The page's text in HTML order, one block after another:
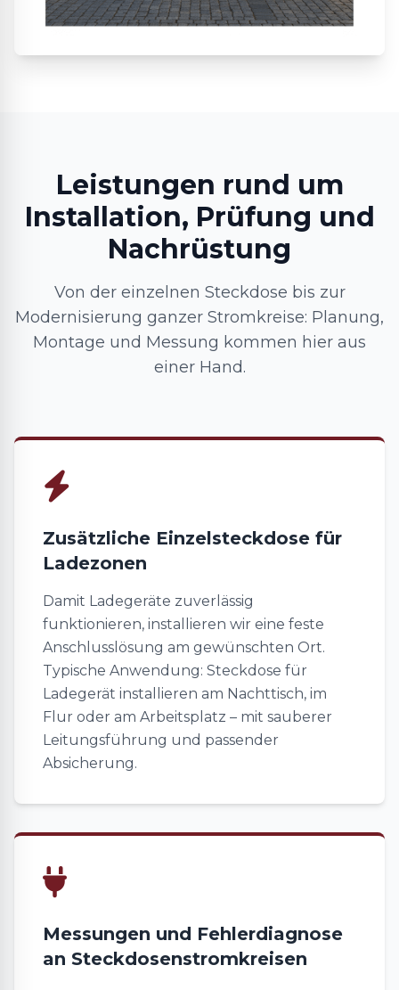
Leistungen rund um
Installation, Prüfung und
Nachrüstung
Von der einzelnen Steckdose bis zur
Modernisierung ganzer Stromkreise: Planung,
Montage und Messung kommen hier aus
einer Hand.
Zusätzliche Einzelsteckdose für
Ladezonen
Damit Ladegeräte zuverlässig
funktionieren, installieren wir eine feste
Anschlusslösung am gewünschten Ort.
Typische Anwendung: Steckdose für
Ladegerät installieren am Nachttisch, im
Flur oder am Arbeitsplatz – mit sauberer
Leitungsführung und passender
Absicherung.
Messungen und Fehlerdiagnose
an Steckdosenstromkreisen